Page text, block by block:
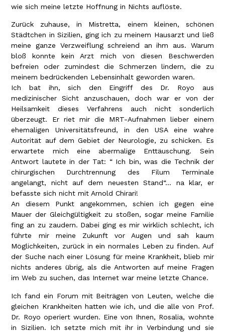
wie sich meine letzte Hoffnung in Nichts auflöste.
Zurück zuhause, in Mistretta, einem kleinen, schönen
Städtchen in Sizilien, ging ich zu meinem Hausarzt und ließ
meine ganze Verzweiflung schreiend an ihm aus. Warum
bloß konnte kein Arzt mich von diesen Beschwerden
befreien oder zumindest die Schmerzen lindern, die zu
meinem bedrückenden Lebensinhalt geworden waren.
Ich bat ihn, sich den Eingriff des Dr. Royo aus
medizinischer Sicht anzuschauen, doch war er von der
Heilsamkeit dieses Verfahrens auch nicht sonderlich
überzeugt. Er riet mir die MRT-Aufnahmen lieber einem
ehemaligen Universitätsfreund, in den USA eine wahre
Autorität auf dem Gebiet der Neurologie, zu schicken. Es
erwartete mich eine abermalige Enttäuschung. Sein
Antwort lautete in der Tat: “ Ich bin, was die Technik der
chirurgischen Durchtrennung des Filum Terminale
angelangt, nicht auf dem neuesten Stand“… na klar, er
befasste sich nicht mit Arnold Chirari!
An diesem Punkt angekommen, schien ich gegen eine
Mauer der Gleichgültigkeit zu stoßen, sogar meine Familie
fing an zu zaudern. Dabei ging es mir wirklich schlecht, ich
führte mir meine Zukunft vor Augen und sah kaum
Möglichkeiten, zurück in ein normales Leben zu finden. Auf
der Suche nach einer Lösung für meine Krankheit, blieb mir
nichts anderes übrig, als die Antworten auf meine Fragen
im Web zu suchen, das Internet war meine letzte Chance.
Ich fand ein Forum mit Beiträgen von Leuten, welche die
gleichen Krankheiten hatten wie ich, und die alle von Prof.
Dr. Royo operiert wurden. Eine von Ihnen, Rosalia, wohnte
in Sizilien. Ich setzte mich mit ihr in Verbindung und sie